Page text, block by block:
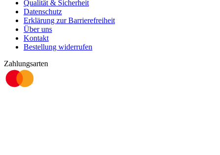
Qualität & Sicherheit
Datenschutz
Erklärung zur Barrierefreiheit
Über uns
Kontakt
Bestellung widerrufen
Zahlungsarten